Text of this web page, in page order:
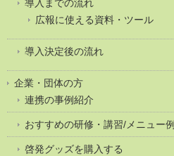
導入までの流れ
広報に使える資料・ツール
導入決定後の流れ
企業・団体の方
連携の事例紹介
おすすめの研修・講習/メニュー例
啓発グッズを購入する